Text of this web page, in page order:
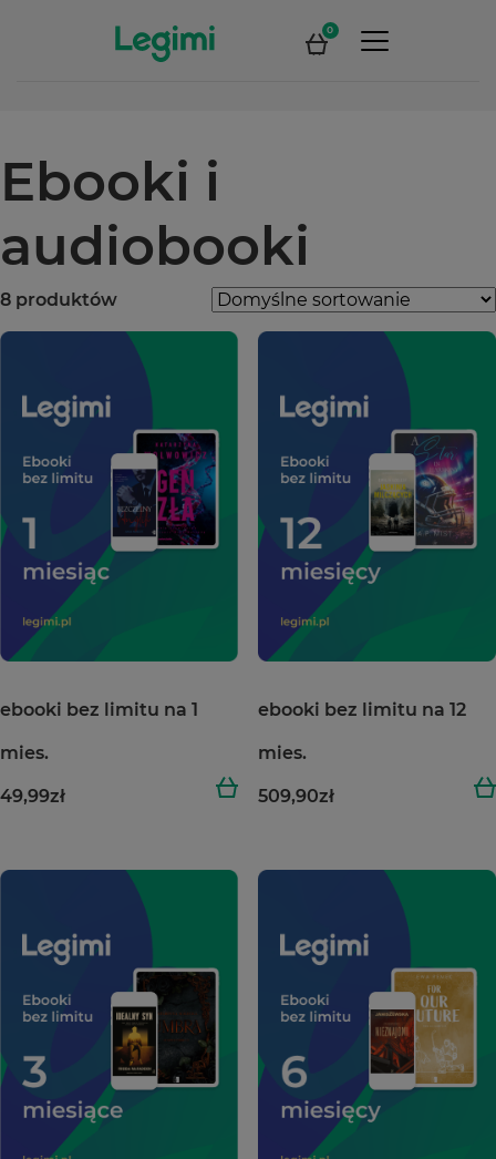
0
Ebooki i
audiobooki
8 produktów
ebooki bez limitu na 1
mies.
49,99zł
ebooki bez limitu na 12
mies.
509,90zł